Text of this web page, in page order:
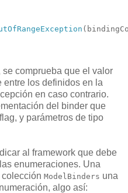
comprueba que el valor
entre los definidos en la
en caso contrario.
del binder que
y parámetros de tipo
al framework que debe
enumeraciones. Una
ModelBinders una
algo así: